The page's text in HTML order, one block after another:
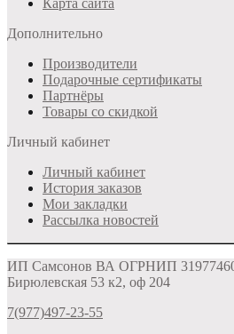
Карта сайта
Дополнительно
Производители
Подарочные сертификаты
Партнёры
Товары со скидкой
Личный кабинет
Личный кабинет
История заказов
Мои закладки
Рассылка новостей
ИП Самсонов ВА ОГРНИП
Бирюлевская 53 к2, оф 204
7(977)497-23-55